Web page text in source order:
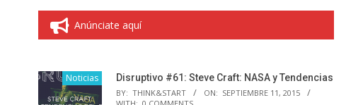
Anúnciate aquí
Noticias Disruptivo #61: Steve Craft: NASA y Tendencias
BY: THINK&START ON: SEPTIEMBRE 11, 2015